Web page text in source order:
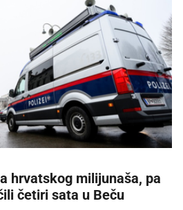
hrvatskog milijunaša, pa
četiri sata u Beču